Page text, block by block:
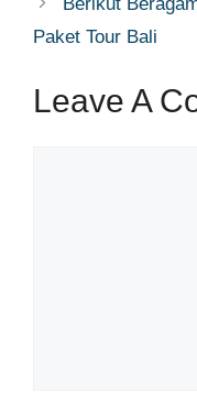
Paket Tour Bali
Leave A